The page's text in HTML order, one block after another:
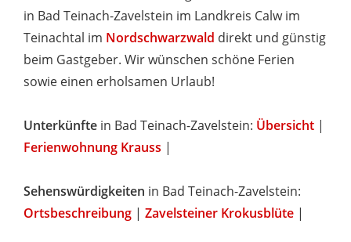
in Bad Teinach-Zavelstein im Landkreis Calw im
Teinachtal im Nordschwarzwald direkt und günstig
beim Gastgeber. Wir wünschen schöne Ferien
sowie einen erholsamen Urlaub!
Unterkünfte in Bad Teinach-Zavelstein: Übersicht |
Ferienwohnung Krauss |
Sehenswürdigkeiten in Bad Teinach-Zavelstein:
Ortsbeschreibung | Zavelsteiner Krokusblüte |